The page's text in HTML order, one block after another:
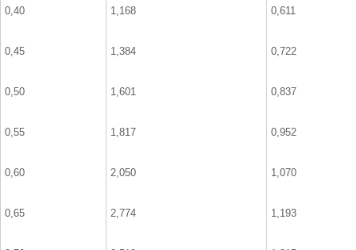
0,40 1,168 0,611
0,45 1,384 0,722
0,50 1,601 0,837
0,55 1,817 0,952
0,60 2,050 1,070
0,65 2,774 1,193